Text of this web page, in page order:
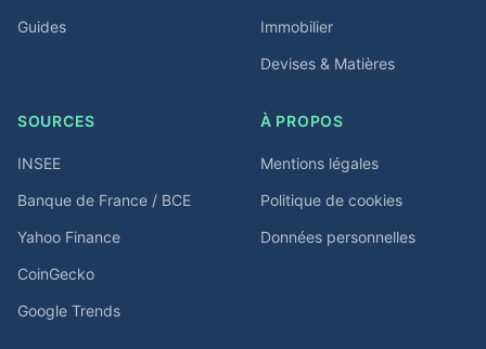
Guides
Immobilier
Devises & Matières
SOURCES
INSEE
Banque de France / BCE
Yahoo Finance
CoinGecko
Google Trends
À PROPOS
Mentions légales
Politique de cookies
Données personnelles